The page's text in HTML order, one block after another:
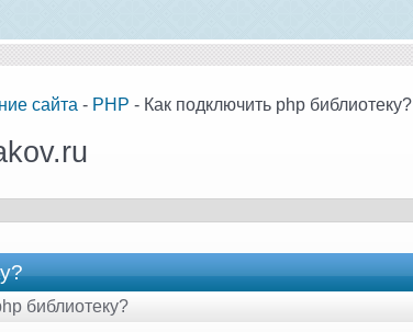
сайта - PHP - Как подключить php библиотеку?
библиотеку?